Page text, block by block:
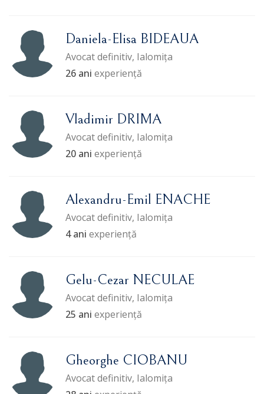
Daniela-Elisa BIDEAUA
Avocat definitiv, Ialomița
26 ani experiență
Vladimir DRIMA
Avocat definitiv, Ialomița
20 ani experiență
Alexandru-Emil ENACHE
Avocat definitiv, Ialomița
4 ani experiență
Gelu-Cezar NECULAE
Avocat definitiv, Ialomița
25 ani experiență
Gheorghe CIOBANU
Avocat definitiv, Ialomița